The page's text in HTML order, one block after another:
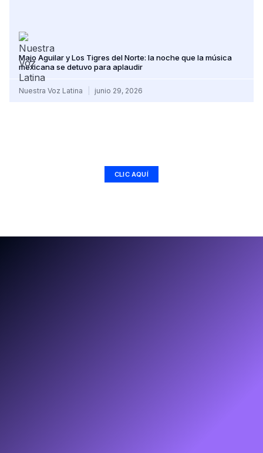
Majo Aguilar y Los Tigres del Norte: la noche que la música
mexicana se detuvo para aplaudir
Nuestra Voz Latina junio 29, 2026
CLIC AQUÍ